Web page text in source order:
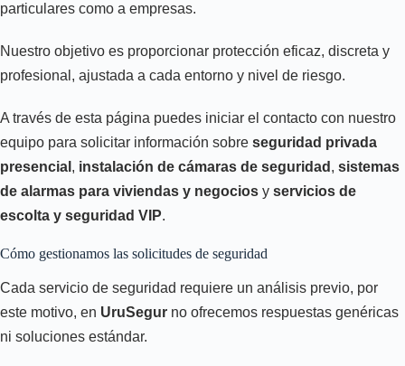
particulares como a empresas.
Nuestro objetivo es proporcionar protección eficaz, discreta y
profesional, ajustada a cada entorno y nivel de riesgo.
A través de esta página puedes iniciar el contacto con nuestro
equipo para solicitar información sobre seguridad privada
presencial , instalación de cámaras de seguridad , sistemas
de alarmas para viviendas y negocios y servicios de
escolta y seguridad VIP.
Cómo gestionamos las solicitudes de seguridad
Cada servicio de seguridad requiere un análisis previo, por
este motivo, en UruSegur no ofrecemos respuestas genéricas
ni soluciones estándar.